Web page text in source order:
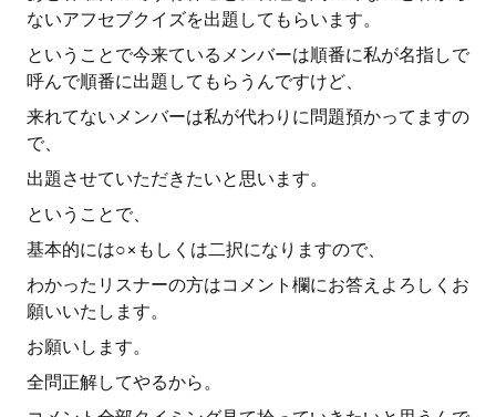
ないアフセブクイズを出題してもらいます。
ということで今来ているメンバーは順番に私が名指しで
呼んで順番に出題してもらうんですけど、
来れてないメンバーは私が代わりに問題預かってますの
で、
出題させていただきたいと思います。
ということで、
基本的には○×もしくは二択になりますので、
わかったリスナーの方はコメント欄にお答えよろしくお
願いいたします。
お願いします。
全問正解してやるから。